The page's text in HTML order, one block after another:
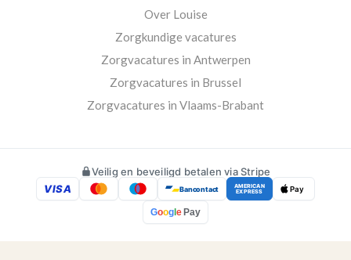
Over Louise
Zorgkundige vacatures
Zorgvacatures in Antwerpen
Zorgvacatures in Brussel
Zorgvacatures in Vlaams-Brabant
Veilig en beveiligd betalen via Stripe
VISA
Bancontact AMERICAN
EXPRESS Pay
Googl e Pay